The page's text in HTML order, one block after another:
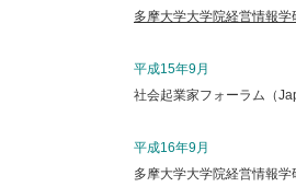
多摩大学大学院経営情報学
平成15年9月
社会起業家フォーラム（
平成16年9月
多摩大学大学院経営情報